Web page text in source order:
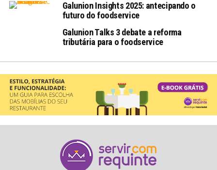
Galunion Insights 2025: antecipando o
futuro do foodservice
Galunion Talks 3 debate a reforma
tributária para o foodservice